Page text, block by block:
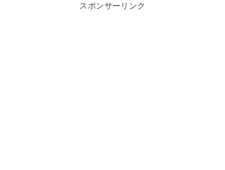
スポンサーリンク